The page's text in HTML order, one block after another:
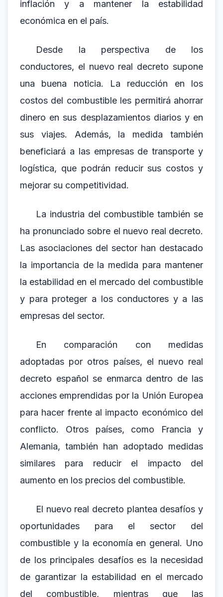
inflación y a mantener la estabilidad
económica en el país.
Desde la perspectiva de los
conductores, el nuevo real decreto supone
una buena noticia. La reducción en los
costos del combustible les permitirá ahorrar
dinero en sus desplazamientos diarios y en
sus viajes. Además, la medida también
beneficiará a las empresas de transporte y
logística, que podrán reducir sus costos y
mejorar su competitividad.
La industria del combustible también se
ha pronunciado sobre el nuevo real decreto.
Las asociaciones del sector han destacado
la importancia de la medida para mantener
la estabilidad en el mercado del combustible
y para proteger a los conductores y a las
empresas del sector.
En comparación con medidas
adoptadas por otros países, el nuevo real
decreto español se enmarca dentro de las
acciones emprendidas por la Unión Europea
para hacer frente al impacto económico del
conflicto. Otros países, como Francia y
Alemania, también han adoptado medidas
similares para reducir el impacto del
aumento en los precios del combustible.
El nuevo real decreto plantea desafíos y
oportunidades para el sector del
combustible y la economía en general. Uno
de los principales desafíos es la necesidad
de garantizar la estabilidad en el mercado
del combustible, mientras que las